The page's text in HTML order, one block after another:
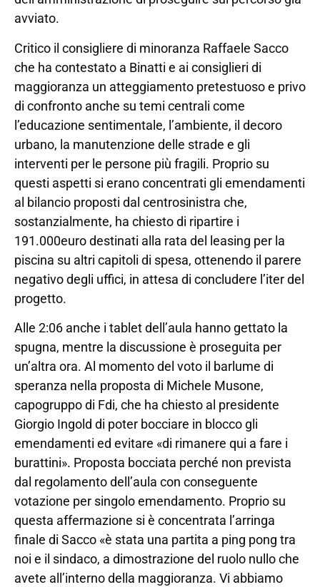
avviato.
Critico il consigliere di minoranza Raffaele Sacco
che ha contestato a Binatti e ai consiglieri di
maggioranza un atteggiamento pretestuoso e privo
di confronto anche su temi centrali come
l’educazione sentimentale, l’ambiente, il decoro
urbano, la manutenzione delle strade e gli
interventi per le persone più fragili. Proprio su
questi aspetti si erano concentrati gli emendamenti
al bilancio proposti dal centrosinistra che,
sostanzialmente, ha chiesto di ripartire i
191.000euro destinati alla rata del leasing per la
piscina su altri capitoli di spesa, ottenendo il parere
negativo degli uffici, in attesa di concludere l’iter del
progetto.
Alle 2:06 anche i tablet dell’aula hanno gettato la
spugna, mentre la discussione è proseguita per
un’altra ora. Al momento del voto il barlume di
speranza nella proposta di Michele Musone,
capogruppo di Fdi, che ha chiesto al presidente
Giorgio Ingold di poter bocciare in blocco gli
emendamenti ed evitare «di rimanere qui a fare i
burattini». Proposta bocciata perché non prevista
dal regolamento dell’aula con conseguente
votazione per singolo emendamento. Proprio su
questa affermazione si è concentrata l’arringa
finale di Sacco «è stata una partita a ping pong tra
noi e il sindaco, a dimostrazione del ruolo nullo che
avete all’interno della maggioranza. Vi abbiamo